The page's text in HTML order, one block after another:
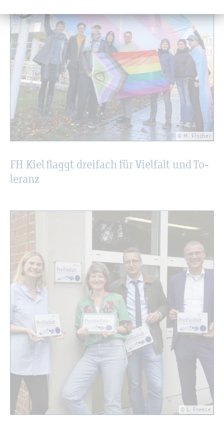
© M. Fi­scher
FH Kiel flaggt drei­fach für Viel­falt und To­
le­ranz
© L. Free­se